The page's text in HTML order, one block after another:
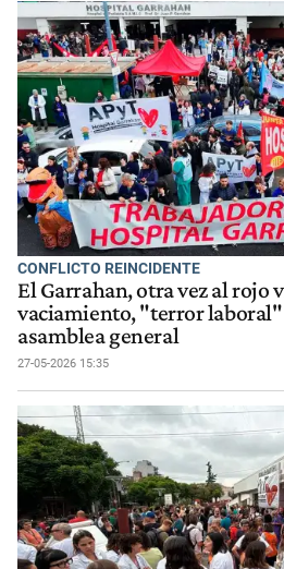
CONFLICTO REINCIDENTE
El Garrahan, otra vez al rojo
vaciamiento, "terror laboral"
asamblea general
27-05-2026 15:35